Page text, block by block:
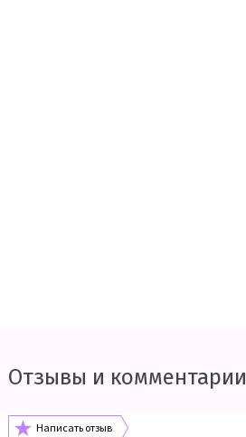
Отзывы и комментарии
Написать отзыв